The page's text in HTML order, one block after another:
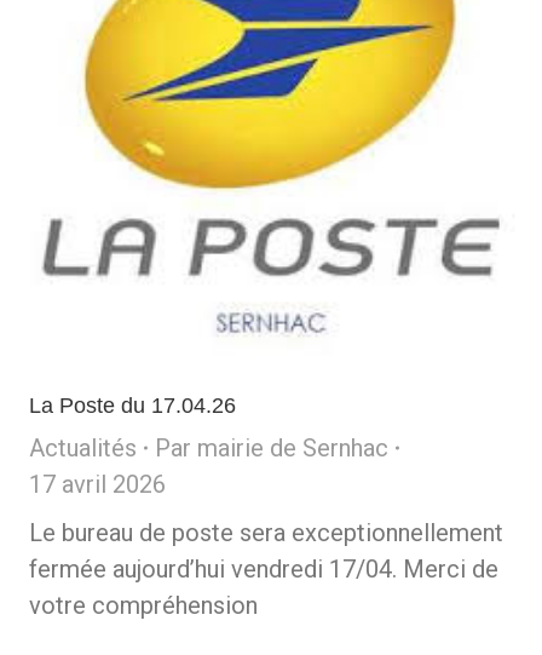
La Poste du 17.04.26
Actualités Par mairie de Sernhac
17 avril 2026
Le bureau de poste sera exceptionnellement
fermée aujourd’hui vendredi 17/04. Merci de
votre compréhension